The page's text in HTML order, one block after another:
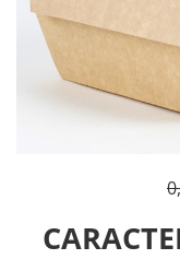
Pungi de hartie
Pungi de hartie mov
Pungi de hartie
Cutii cartofi prajiti
Cutii mancare
Boluri supa cu capac
Boluri unica
Suporti pahare din